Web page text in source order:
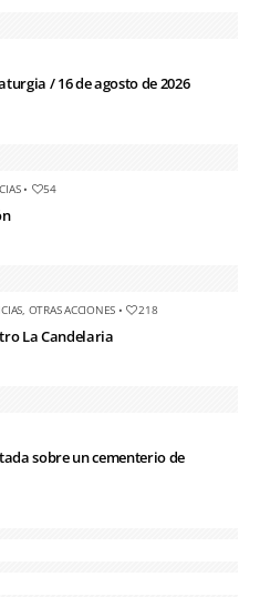
/ 16 de agosto de 2026
• 54
OTRAS ACCIONES • 218
La Candelaria
sobre un cementerio de